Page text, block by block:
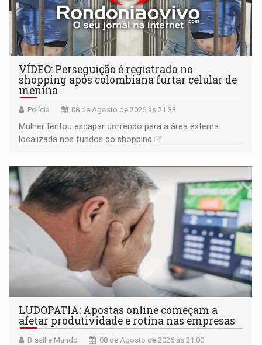
VÍDEO: Perseguição é registrada no
shopping após colombiana furtar celular de
menina
Polícia 08 de Agosto de 2026 às 21:33
Mulher tentou escapar correndo para a área externa
localizada nos fundos do shopping
LUDOPATIA: Apostas online começam a
afetar produtividade e rotina nas empresas
Brasil e Mundo 08 de Agosto de 2026 às 21:00